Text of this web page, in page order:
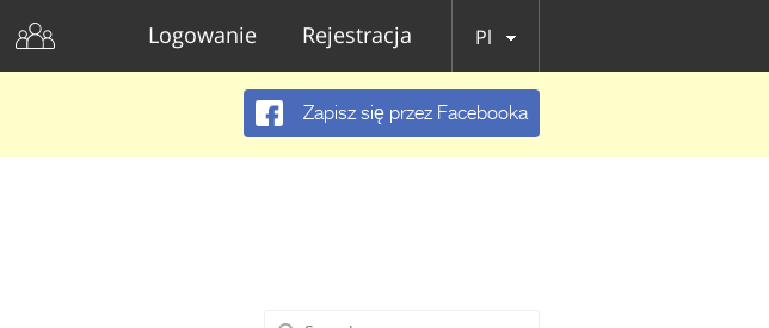
Logowanie Rejestracja Pl
Zapisz się przez Facebooka